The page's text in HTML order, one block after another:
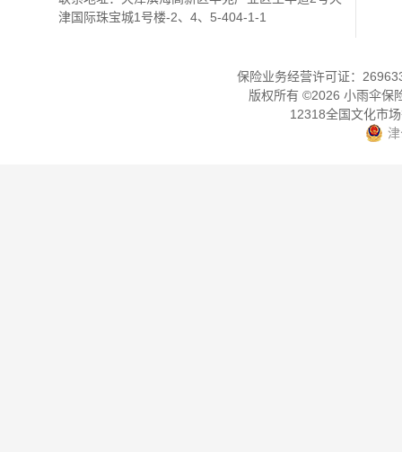
津国际珠宝城1号楼-2、4、5-404-1-1
保险业务经营许可证：
版权所有 ©2026 小雨伞保
12318全国文化市